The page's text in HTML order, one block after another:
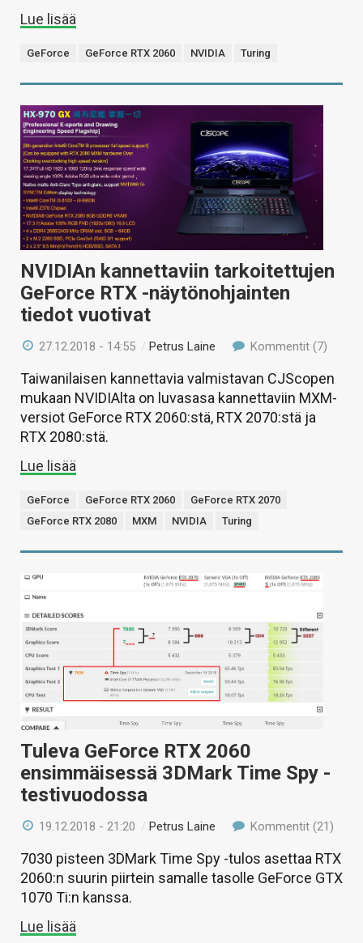
Lue lisää
GeForce GeForce RTX 2060 NVIDIA Turing
NVIDIAn kannettaviin tarkoitettujen
GeForce RTX -näytönohjainten
tiedot vuotivat
27.12.2018 - 14:55 /Petrus Laine Kommentit (7)
Taiwanilaisen kannettavia valmistavan CJScopen
mukaan NVIDIAlta on luvasasa kannettaviin MXM-
versiot GeForce RTX 2060:stä, RTX 2070:stä ja
RTX 2080:stä.
Lue lisää
GeForce GeForce RTX 2060
GeForce RTX 2070
GeForce RTX 2080
MXM NVIDIA Turing
Tuleva GeForce RTX 2060
ensimmäisessä 3DMark Time Spy -
testivuodossa
19.12.2018 - 21:20 /Petrus Laine Kommentit (21)
7030 pisteen 3DMark Time Spy -tulos asettaa RTX
2060:n suurin piirtein samalle tasolle GeForce GTX
1070 Ti:n kanssa.
Lue lisää